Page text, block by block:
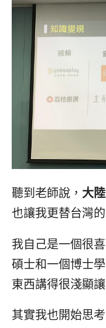
聽到老師說， 大
也讓我更替台灣
我自己是一個很
碩士和一個博士
東西講得很淺顯
其實我也開始思